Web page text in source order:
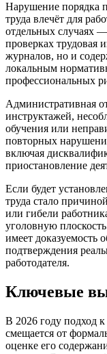
Нарушение порядка
труда влечёт для
отдельных случаях
проверках трудовая
журналов, но и
локальным
профессиональных
Административная
инструктажей,
обучения или
повторных
включая
приостановление
Если будет
труда стало
или гибели
уголовную
имеет доказуемость
подтверждения
работодателя.
Ключевые
В 2026 году подход
смещается от
оценке его